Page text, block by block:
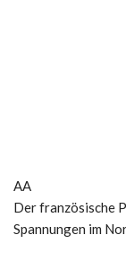
AA
Der französische
Spannungen im